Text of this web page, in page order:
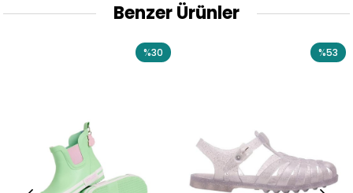
Benzer Ürünler
%30 %53